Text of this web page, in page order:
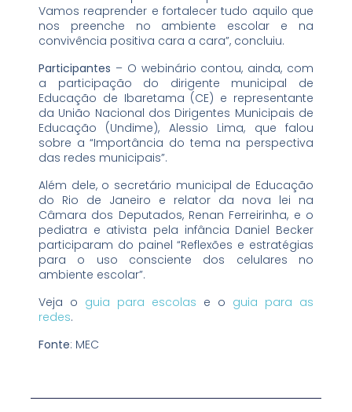
Vamos reaprender e fortalecer tudo aquilo que
nos preenche no ambiente escolar e na
convivência positiva cara a cara”, concluiu.
Participantes – O webinário contou, ainda, com
a participação do dirigente municipal de
Educação de Ibaretama (CE) e representante
da União Nacional dos Dirigentes Municipais de
Educação (Undime), Alessio Lima, que falou
sobre a “Importância do tema na perspectiva
das redes municipais”.
Além dele, o secretário municipal de Educação
do Rio de Janeiro e relator da nova lei na
Câmara dos Deputados, Renan Ferreirinha, e o
pediatra e ativista pela infância Daniel Becker
participaram do painel “Reflexões e estratégias
para o uso consciente dos celulares no
ambiente escolar”.
Veja o guia para escolas e o guia para as
redes.
Fonte: MEC